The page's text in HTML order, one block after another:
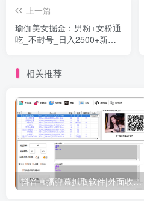
上一篇
瑜伽美女掘金：男粉+女粉通
吃_不封号_日入2500+新玩
相关推荐
抖音直播弹幕抓取软件|外面收费1988元的斗音直播间用户弹幕采集|无限私信机精准获客(附教程+脚本)